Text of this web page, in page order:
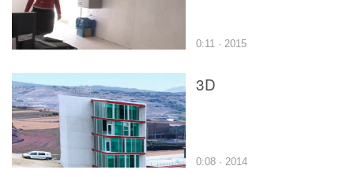
0:11 · 2015
3D
0:08 · 2014